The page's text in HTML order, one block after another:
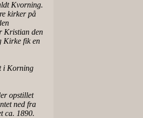
Kvorning.
kirker på
Kristian den
Kirke fik en
i Korning
opstillet
ned fra
ca. 1890.